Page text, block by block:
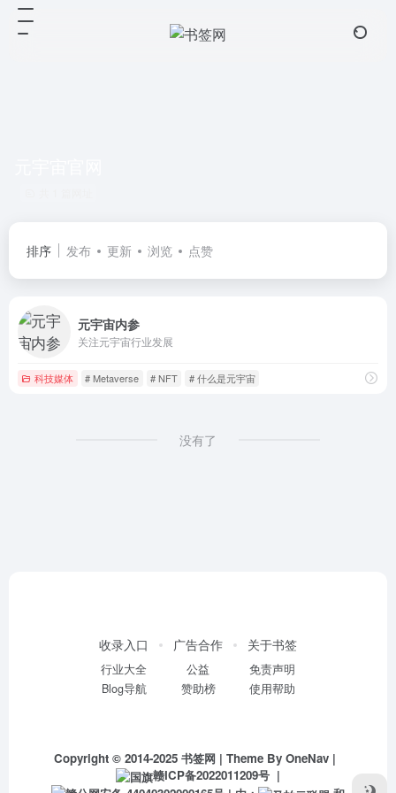
排序 发布 更新 浏览 点赞
元宇宙内参
关注元宇宙行业发展
科技媒体 # Metaverse # NFT # 什么是元宇宙
没有了
收录入口
行业大全
Blog导航
广告合作
公益
赞助榜
关于书签
免责声明
使用帮助
Copyright © 2014-2025 书签网 | Theme By OneNav|
赣ICP备2022011209号 |